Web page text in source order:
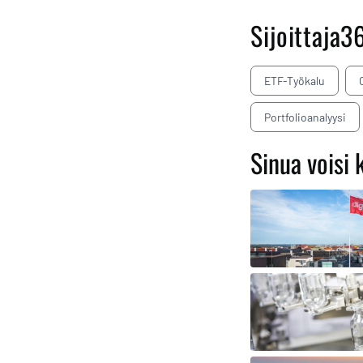
ETF-Työkalu
Portfolioanalyysi
Sinua voisi